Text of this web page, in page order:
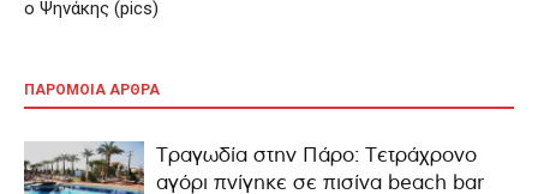
ο Ψηνάκης (pics)
ΠΑΡΟΜΟΙΑ ΑΡΘΡΑ
Τραγωδία στην Πάρο: Τετράχρονο
αγόρι πνίγηκε σε πισίνα beach bar